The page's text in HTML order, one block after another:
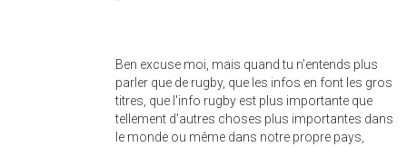
Ben excuse moi, mais quand tu n'entends plus
parler que de rugby, que les infos en font les gros
titres, que l'info rugby est plus importante que
tellement d'autres choses plus importantes dans
le monde ou même dans notre propre pays,